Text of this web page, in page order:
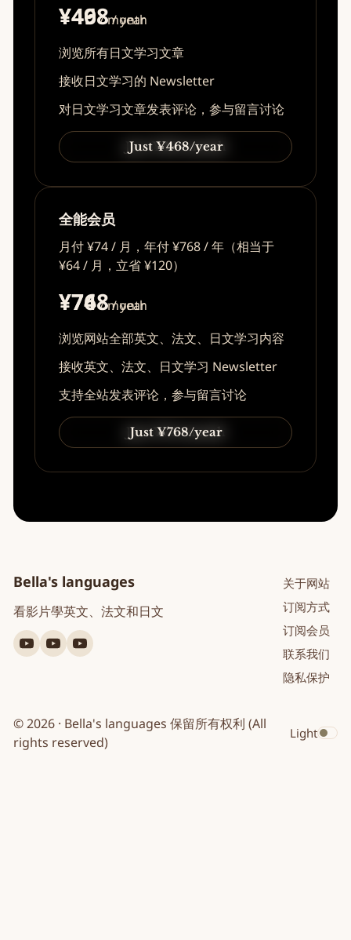
¥49/ month
¥468/ year
浏览所有日文学习文章
接收日文学习的 Newsletter
对日文学习文章发表评论，参与留言讨论
Just ¥49/month
Just ¥468/year
全能会员
月付 ¥74 / 月，年付 ¥768 / 年（相当于
¥64 / 月，立省 ¥120）
¥74/ month
¥768/ year
浏览网站全部英文、法文、日文学习内容
接收英文、法文、日文学习 Newsletter
支持全站发表评论，参与留言讨论
Just ¥74/month
Just ¥768/year
Bella's languages
看影片學英文、法文和日文
YouTube
英
YouTube
法
YouTube
日
关于网站
订阅方式
订阅会员
联系我们
隐私保护
© 2026 · Bella's languages 保留所有权利 (All
rights reserved)
Toggle
Light